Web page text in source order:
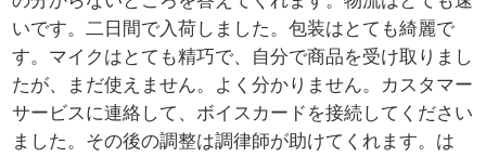
いです。二日間で入荷しました。包装はとても綺麗で
す。マイクはとても精巧で、自分で商品を受け取りまし
たが、まだ使えません。よく分かりません。カスタマー
サービスに連絡して、ボイスカードを接続してください
ました。その後の調整は調律師が助けてくれます。は